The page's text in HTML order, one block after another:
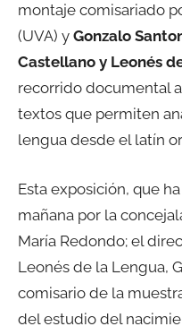
montaje comisariado
(UVA) y Gonzalo
Castellano y Leonés
recorrido documental
textos que permiten
lengua desde el latín
Esta exposición, que
mañana por la
María Redondo; el
Leonés de la Lengua,
comisario de la
del estudio del